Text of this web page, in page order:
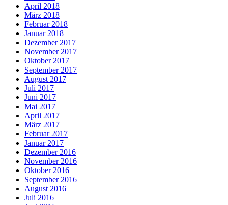
April 2018
März 2018
Februar 2018
Januar 2018
Dezember 2017
November 2017
Oktober 2017
September 2017
August 2017
Juli 2017
Juni 2017
Mai 2017
April 2017
März 2017
Februar 2017
Januar 2017
Dezember 2016
November 2016
Oktober 2016
September 2016
August 2016
Juli 2016